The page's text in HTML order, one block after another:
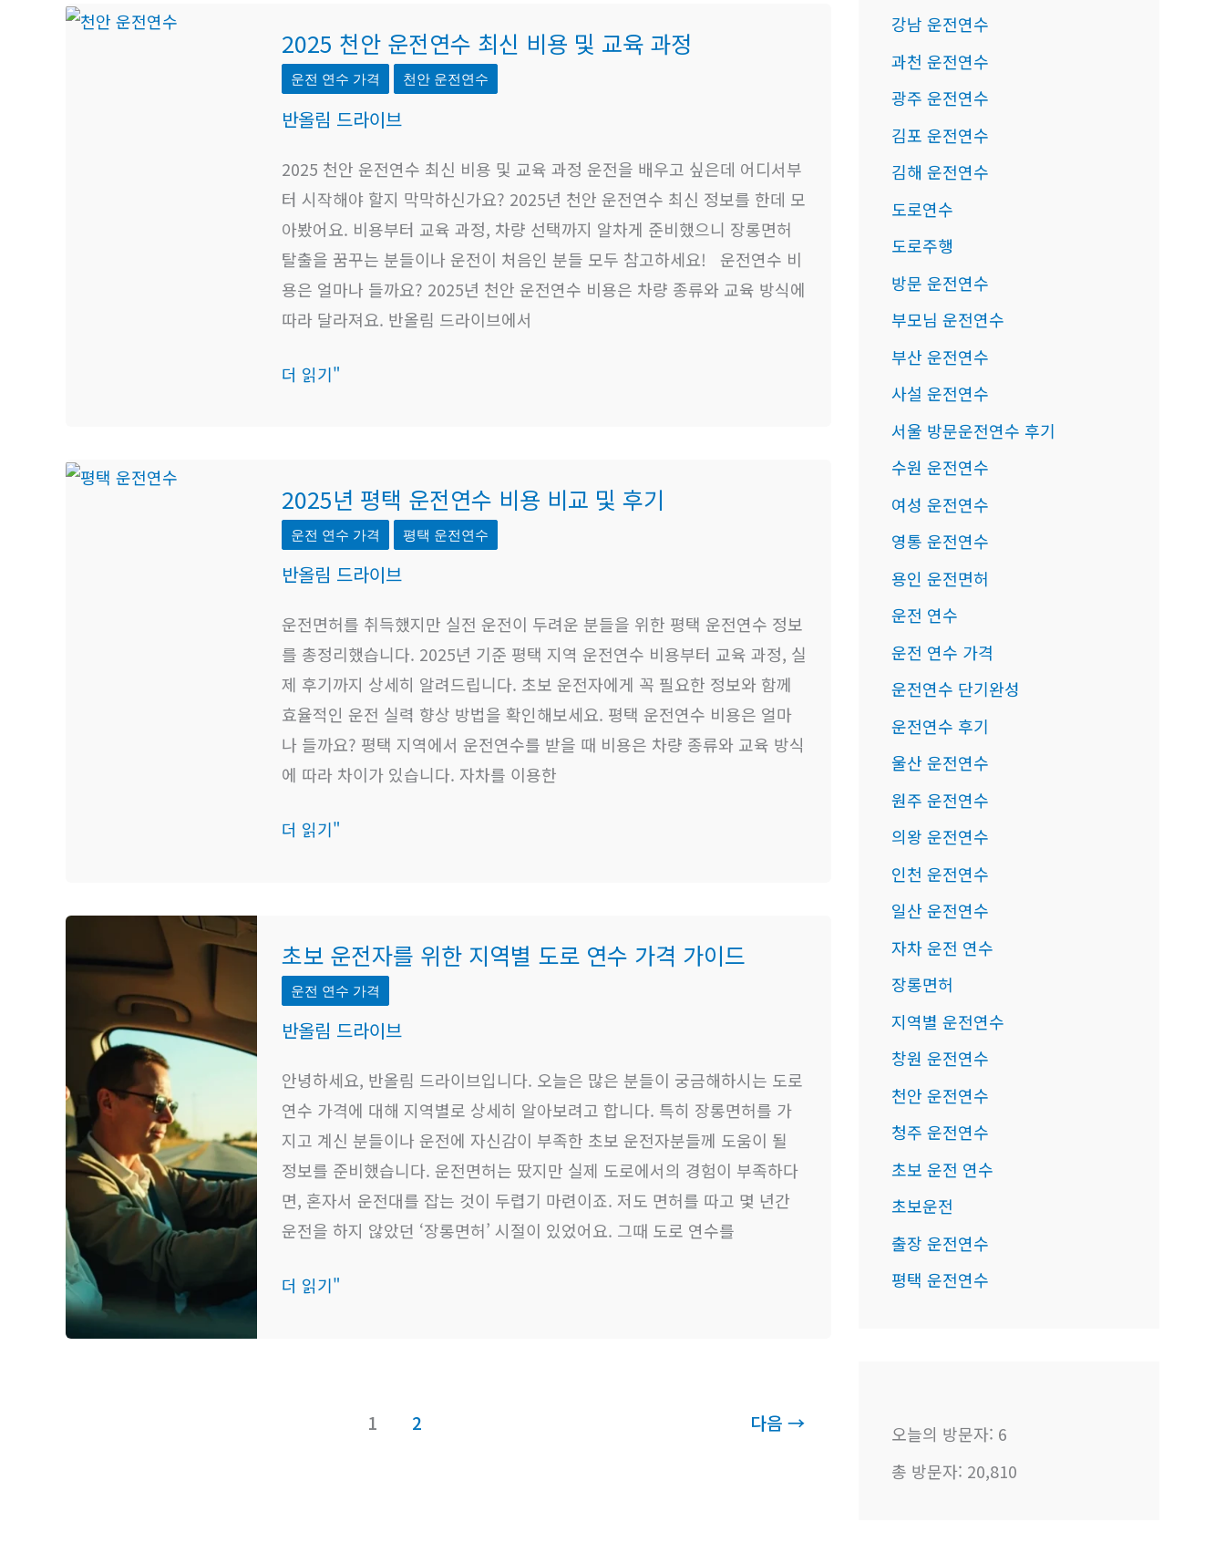
2025 천안 운전연수 최신 비용 및 교육 과정
운전 연수 가격 천안 운전연수
반올림 드라이브
2025 천안 운전연수 최신 비용 및 교육 과정 운전을 배우고 싶은데 어디서부
터 시작해야 할지 막막하신가요? 2025년 천안 운전연수 최신 정보를 한데 모
아봤어요. 비용부터 교육 과정, 차량 선택까지 알차게 준비했으니 장롱면허
탈출을 꿈꾸는 분들이나 운전이 처음인 분들 모두 참고하세요! 운전연수 비
용은 얼마나 들까요? 2025년 천안 운전연수 비용은 차량 종류와 교육 방식에
따라 달라져요. 반올림 드라이브에서
천
안
운
연
수
최
신
비
용
교
더 읽기"
2025년 평택 운전연수 비용 비교 및 후기
운전 연수 가격 평택 운전연수
반올림 드라이브
운전면허를 취득했지만 실전 운전이 두려운 분들을 위한 평택 운전연수 정보
를 총정리했습니다. 2025년 기준 평택 지역 운전연수 비용부터 교육 과정, 실
제 후기까지 상세히 알려드립니다. 초보 운전자에게 꼭 필요한 정보와 함께
효율적인 운전 실력 향상 방법을 확인해보세요. 평택 운전연수 비용은 얼마
나 들까요? 평택 지역에서 운전연수를 받을 때 비용은 차량 종류와 교육 방식
에 따라 차이가 있습니다. 자차를 이용한
년
평
택
전
연
수
비
용
비
및
더 읽기"
초보 운전자를 위한 지역별 도로 연수 가격 가이드
운전 연수 가격
반올림 드라이브
안녕하세요, 반올림 드라이브입니다. 오늘은 많은 분들이 궁금해하시는 도로
연수 가격에 대해 지역별로 상세히 알아보려고 합니다. 특히 장롱면허를 가
지고 계신 분들이나 운전에 자신감이 부족한 초보 운전자분들께 도움이 될
정보를 준비했습니다. 운전면허는 땄지만 실제 도로에서의 경험이 부족하다
면, 혼자서 운전대를 잡는 것이 두렵기 마련이죠. 저도 면허를 따고 몇 년간
운전을 하지 않았던 ‘장롱면허’ 시절이 있었어요. 그때 도로 연수를
보
운
전
를
위
한
지
역
별
로
더 읽기"
1 2 다음→
강남 운전연수
과천 운전연수
광주 운전연수
김포 운전연수
김해 운전연수
도로연수
도로주행
방문 운전연수
부모님 운전연수
부산 운전연수
사설 운전연수
서울 방문운전연수 후기
수원 운전연수
여성 운전연수
영통 운전연수
용인 운전면허
운전 연수
운전 연수 가격
운전연수 단기완성
운전연수 후기
울산 운전연수
원주 운전연수
의왕 운전연수
인천 운전연수
일산 운전연수
자차 운전 연수
장롱면허
지역별 운전연수
창원 운전연수
천안 운전연수
청주 운전연수
초보 운전 연수
초보운전
출장 운전연수
평택 운전연수
오늘의 방문자: 6
총 방문자: 20,810